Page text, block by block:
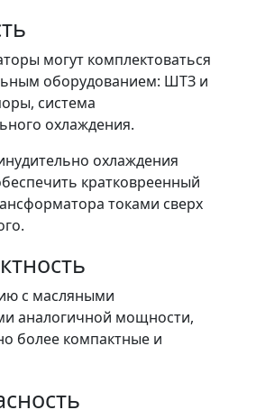
могут комплектоваться
оборудованием: ШТЗ и
система
охлаждения.
охлаждения
кратковреенный
токами сверх
с масляными
аналогичной мощности,
более компактные и